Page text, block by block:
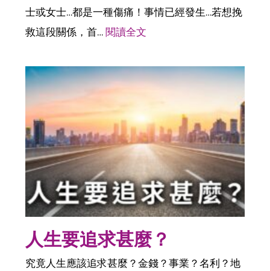
士或女士…都是一種傷痛！事情已經發生…若想挽
救這段關係，首…閱讀全文
人生要追求甚麼？
究竟人生應該追求甚麼？金錢？事業？名利？地